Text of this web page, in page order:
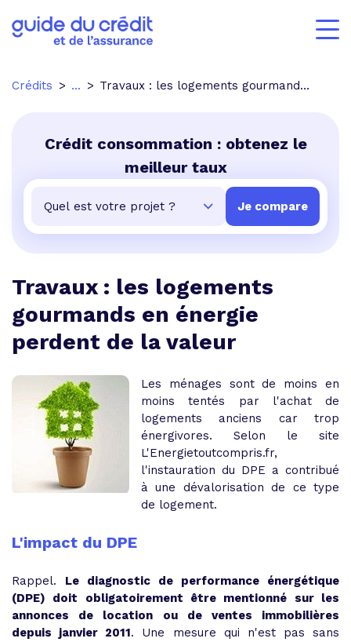
Crédits ... Travaux : les logements gourmands en énergie perdent de la valeur
Crédit consommation : obtenez le
meilleur taux
Travaux : les logements
gourmands en énergie
perdent de la valeur
Les ménages sont de moins en
moins tentés par l'achat de
logements anciens car trop
énergivores. Selon le site
L'Energietoutcompris.fr,
l'instauration du DPE a contribué
à une dévalorisation de ce type
de logement.
L'impact du DPE
Rappel. Le diagnostic de performance énergétique
(DPE) doit obligatoirement être mentionné sur les
annonces de location ou de ventes immobilières
depuis janvier 2011. Une mesure qui n'est pas sans